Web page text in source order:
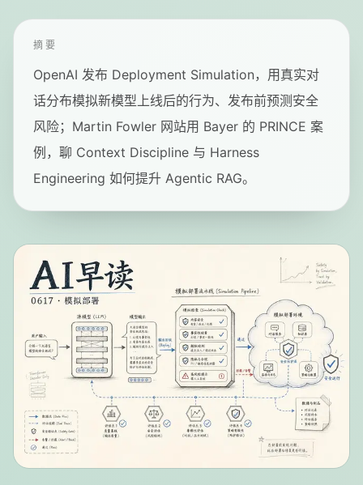
摘要
OpenAI 发布 Deployment Simulation，用真实对
话分布模拟新模型上线后的行为、发布前预测安全
风险；Martin Fowler 网站用 Bayer 的 PRINCE 案
例，聊 Context Discipline 与 Harness
Engineering 如何提升 Agentic RAG。